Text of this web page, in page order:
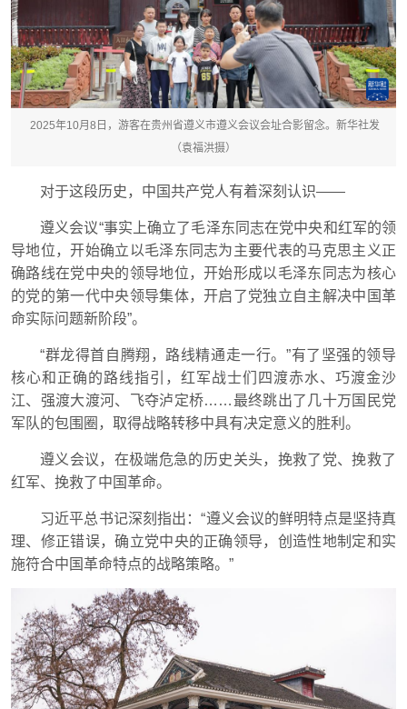
2025年10月8日，游客在贵州省遵义市遵义会议会址合影留念。新华社发
（袁福洪摄）
对于这段历史，中国共产党人有着深刻认识——
遵义会议“事实上确立了毛泽东同志在党中央和红军的领
导地位，开始确立以毛泽东同志为主要代表的马克思主义正
确路线在党中央的领导地位，开始形成以毛泽东同志为核心
的党的第一代中央领导集体，开启了党独立自主解决中国革
命实际问题新阶段”。
“群龙得首自腾翔，路线精通走一行。”有了坚强的领导
核心和正确的路线指引，红军战士们四渡赤水、巧渡金沙
江、强渡大渡河、飞夺泸定桥……最终跳出了几十万国民党
军队的包围圈，取得战略转移中具有决定意义的胜利。
遵义会议，在极端危急的历史关头，挽救了党、挽救了
红军、挽救了中国革命。
习近平总书记深刻指出：“遵义会议的鲜明特点是坚持真
理、修正错误，确立党中央的正确领导，创造性地制定和实
施符合中国革命特点的战略策略。”